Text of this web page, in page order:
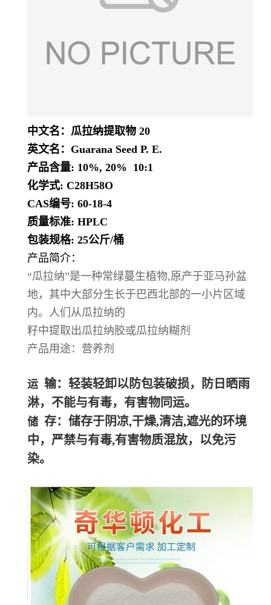
中文名：瓜拉纳提取物 20
英文名：Guarana Seed P. E.
产品含量: 10%, 20% 10:1
化学式: C28H58O
CAS编号: 60-18-4
质量标准: HPLC
包装规格: 25公斤/桶
产品简介：
“瓜拉纳”是一种常绿蔓生植物,原产于亚马孙盆
地，其中大部分生长于巴西北部的一小片区域
内。人们从瓜拉纳的
籽中提取出瓜拉纳胶或瓜拉纳糊剂
产品用途：营养剂
运 输：轻装轻卸以防包装破损，防日晒雨
淋，不能与有毒，有害物同运。
储 存：储存于阴凉,干燥,清洁,遮光的环境
中，严禁与有毒,有害物质混放，以免污
染。